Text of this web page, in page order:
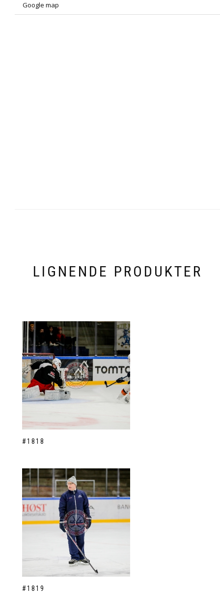
Google map
LIGNENDE PRODUKTER
#1818
#1819